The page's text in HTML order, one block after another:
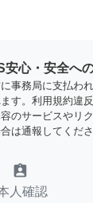
安心・安全へ
事務局に支払わ
す。利用規約違
のサービスやリ
は通報してくださ
assignment_ind
人確認